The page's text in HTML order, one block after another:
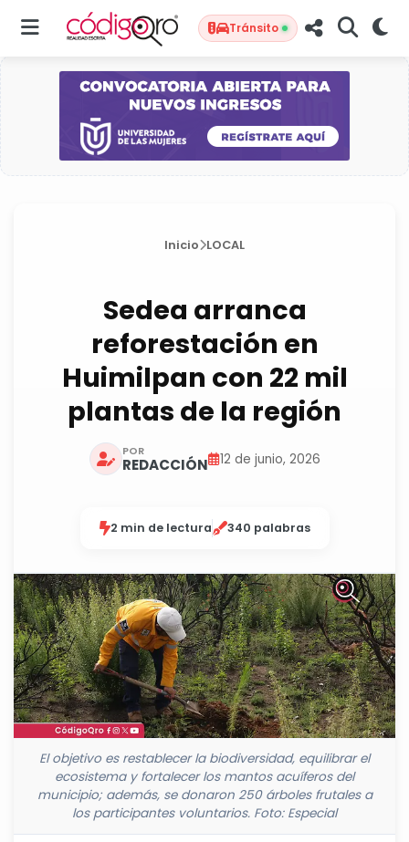
Tránsito
Inicio LOCAL
Sedea arranca
reforestación en
Huimilpan con 22 mil
plantas de la región
POR
REDACCIÓN 12 de junio, 2026
2 min de lectura 340 palabras
El objetivo es restablecer la biodiversidad, equilibrar el
ecosistema y fortalecer los mantos acuíferos del
municipio; además, se donaron 250 árboles frutales a
los participantes voluntarios. Foto: Especial